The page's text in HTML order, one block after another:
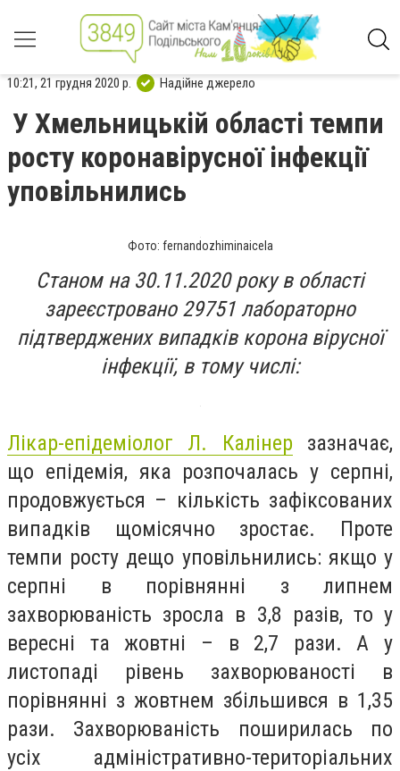
10:21, 21 грудня 2020 р. Надійне джерело
У Хмельницькій області темпи
росту коронавірусної інфекції
уповільнились
Фото: fernandozhiminaicela
Станом на 30.11.2020 року в області
зареєстровано 29751 лабораторно
підтверджених випадків корона вірусної
інфекції, в тому числі:
Лікар-епідеміолог Л. Калінер зазначає,
що епідемія, яка розпочалась у серпні,
продовжується – кількість зафіксованих
випадків щомісячно зростає. Проте
темпи росту дещо уповільнились: якщо у
серпні в порівнянні з липнем
захворюваність зросла в 3,8 разів, то у
вересні та жовтні – в 2,7 рази. А у
листопаді рівень захворюваності в
порівнянні з жовтнем збільшився в 1,35
рази. Захворюваність поширилась по
усіх адміністративно-територіальних